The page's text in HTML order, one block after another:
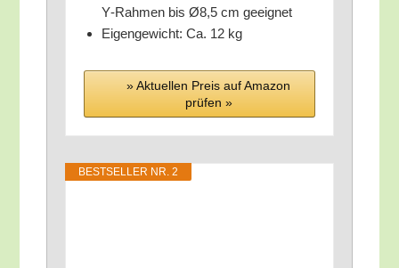
Y‑Rahmen bis Ø8,5 cm geeignet
Eigen­ge­wicht: Ca. 12 kg
» Aktu­el­len Preis auf Ama­zon
prü­fen »
BEST­SEL­LER NR. 2